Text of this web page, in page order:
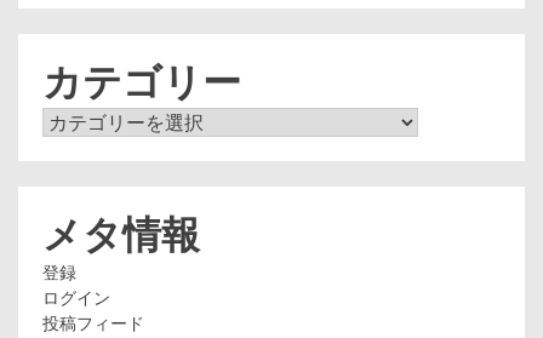
カテゴリー
カ
メタ情報
登録
ログイン
投稿フィード